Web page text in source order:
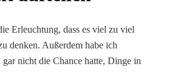
Erleuchtung, dass es viel zu viel
denken. Außerdem habe ich
gar nicht die Chance hatte, Dinge in